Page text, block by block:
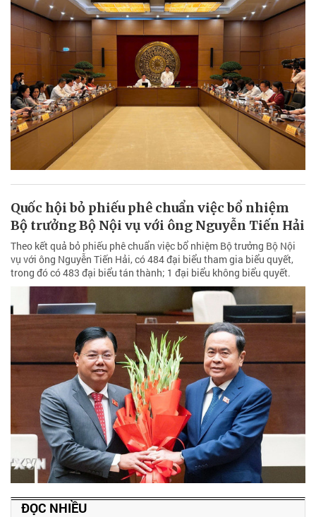
Quốc hội bỏ phiếu phê chuẩn việc bổ nhiệm
Bộ trưởng Bộ Nội vụ với ông Nguyễn Tiến Hải
Theo kết quả bỏ phiếu phê chuẩn việc bổ nhiệm Bộ trưởng Bộ Nội
vụ với ông Nguyễn Tiến Hải, có 484 đại biểu tham gia biểu quyết,
trong đó có 483 đại biểu tán thành; 1 đại biểu không biểu quyết.
ĐỌC NHIỀU